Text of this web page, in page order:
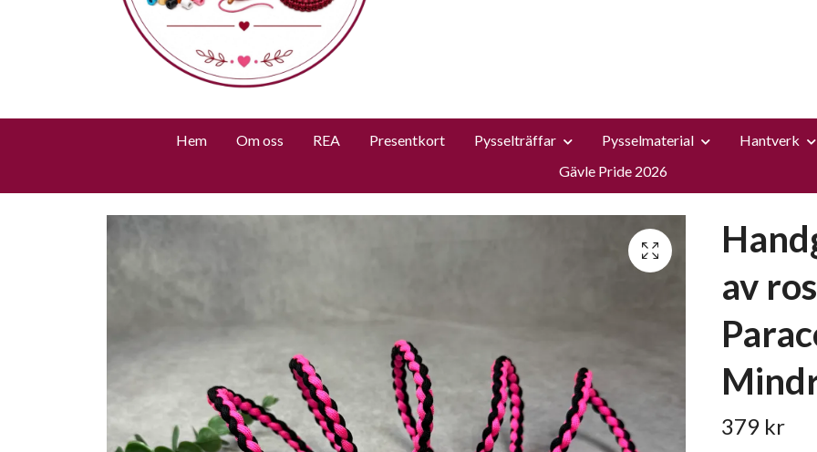
Hem Om oss REA Presentkort Pysselträffar Pysselmaterial Hantverk
Gävle Pride 2026
av
379 kr